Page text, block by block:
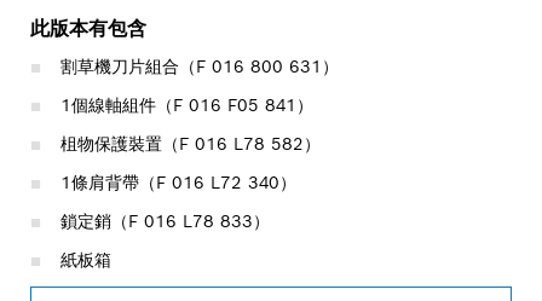
此版本有包含
割草機刀片組合（F 016 800 631）
1個線軸組件（F 016 F05 841）
柤物保護裝置（F 016 L78 582）
1條肩背帶（F 016 L72 340）
鎖定銷（F 016 L78 833）
紙板箱